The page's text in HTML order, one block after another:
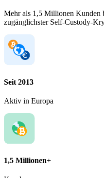
Mehr als 1,5 Millionen Kunden
zugänglichster Self-Custody-
Seit 2013
Aktiv in Europa
1,5 Millionen+